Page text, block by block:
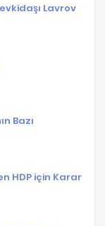
Lavrov
Bazı
HDP için Karar